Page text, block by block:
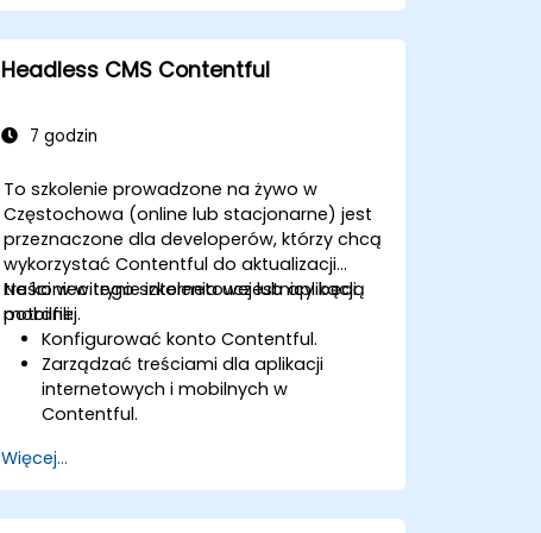
Headless CMS Contentful
7 godzin
To szkolenie prowadzone na żywo w
Częstochowa (online lub stacjonarne) jest
przeznaczone dla developerów, którzy chcą
wykorzystać Contentful do aktualizacji
treści w witrynie internetowej lub aplikacji
mobilnej.
Na koniec tego szkolenia uczestnicy będą
potrafili:
Konfigurować konto Contentful.
Zarządzać treściami dla aplikacji
internetowych i mobilnych w
Contentful.
aktualizacji treści w aplikacjach
webowych lub mobilnych.
Więcej...